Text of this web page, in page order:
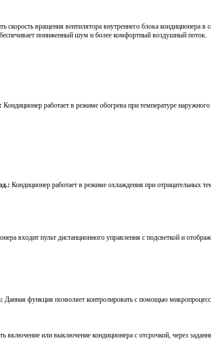
скорость вращения вентилятора внутреннего блока кондиционера
пониженный шум и более комфортный воздушный поток.
Кондиционер работает в режиме обогрева при температуре
Кондиционер работает в режиме охлаждения при отрицательных
входит пульт дистанционного управления с подсветкой и
Данная функция позволяет контролировать с помощью
включение или выключение кондиционера с отсрочкой, через